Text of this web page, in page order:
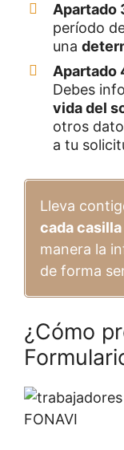
Apartado
período
una
Apartado
Debes
vida del
otros
a tu
Lleva
cada
manera la
de forma
¿Cómo